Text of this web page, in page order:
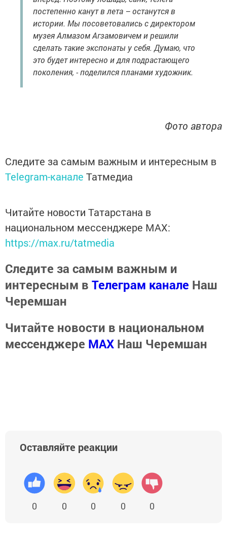
постепенно канут в лета – останутся в
истории. Мы посоветовались с директором
музея Алмазом Агзамовичем и решили
сделать такие экспонаты у себя. Думаю, что
это будет интересно и для подрастающего
поколения, - поделился планами художник.
Фото автора
Следите за самым важным и интересным в
Telegram-канале Татмедиа
Читайте новости Татарстана в
национальном мессенджере MАХ:
https://max.ru/tatmedia
Следите за самым важным и
интересным в Телеграм канале Наш
Черемшан
Читайте новости в национальном
мессенджере MАХ Наш Черемшан
Оставляйте реакции
0 0 0 0 0